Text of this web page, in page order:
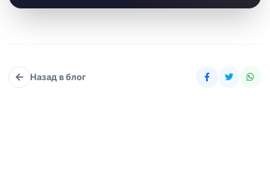
Назад в блог